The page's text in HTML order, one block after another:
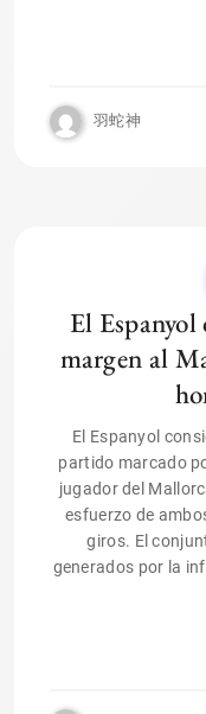
羽蛇神
El
margen al
El Espanyol
partido marcado
jugador del
esfuerzo de
giros. El
generados por la